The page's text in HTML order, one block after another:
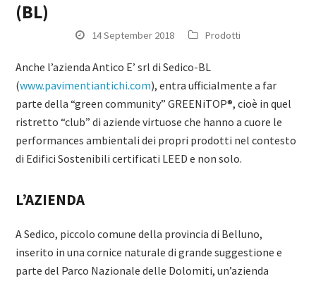
(BL)
14 September 2018 Prodotti
Anche l’azienda Antico E’ srl di Sedico-BL
(www.pavimentiantichi.com), entra ufficialmente a far
parte della “green community” GREENiTOP®, cioè in quel
ristretto “club” di aziende virtuose che hanno a cuore le
performances ambientali dei propri prodotti nel contesto
di Edifici Sostenibili certificati LEED e non solo.
L’AZIENDA
A Sedico, piccolo comune della provincia di Belluno,
inserito in una cornice naturale di grande suggestione e
parte del Parco Nazionale delle Dolomiti, un’azienda